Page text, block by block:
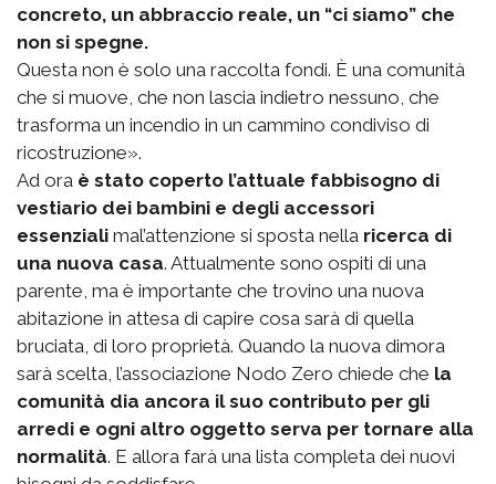
concreto, un abbraccio reale, un “ci siamo” che
non si spegne.
Questa non è solo una raccolta fondi. È una comunità
che si muove, che non lascia indietro nessuno, che
trasforma un incendio in un cammino condiviso di
ricostruzione».
Ad ora è stato coperto l’attuale fabbisogno di
vestiario dei bambini e degli accessori
essenziali mal’attenzione si sposta nella ricerca di
una nuova casa. Attualmente sono ospiti di una
parente, ma è importante che trovino una nuova
abitazione in attesa di capire cosa sarà di quella
bruciata, di loro proprietà. Quando la nuova dimora
sarà scelta, l’associazione Nodo Zero chiede che la
comunità dia ancora il suo contributo per gli
arredi e ogni altro oggetto serva per tornare alla
normalità. E allora farà una lista completa dei nuovi